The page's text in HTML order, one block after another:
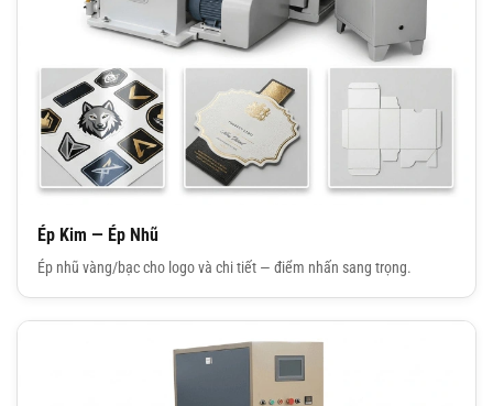
Ép Kim — Ép Nhũ
Ép nhũ vàng/bạc cho logo và chi tiết — điểm nhấn sang trọng.